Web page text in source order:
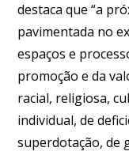
destaca que “a
pavimentada no
espaços e
promoção e da
racial, religiosa,
individual, de
superdotação, de